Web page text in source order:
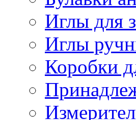
Иглы для
Иглы
Коробки